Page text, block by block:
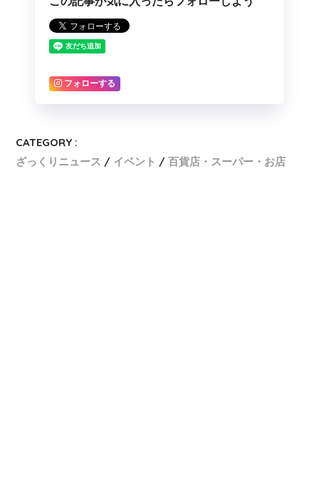
フォローする
CATEGORY :
ざっくりニュース
イベント 百貨店・スーパー・お店